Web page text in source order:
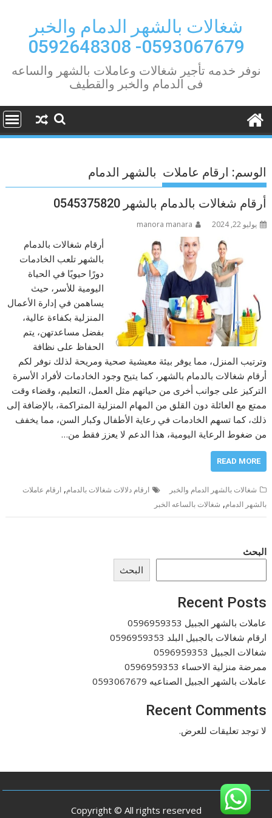
contentشغالات بالشهر الدمام والخبر
0593067679- 0592648308
نوفر خدمه تأجير شغالات وعاملات بالشهر والساعه
فى الدمام والخبر والقطيف
الوسم: ارقام عاملات بالشهر الدمام
أرقام شغالات بالدمام بالشهر 0545375820
يوليو 22, 2024 manora manara
أرقام شغالات بالدمام
بالشهر تلعب الخادمات
دورًا حيويًا في الحياة
اليومية للأسر، حيث
يساهمن في إدارة الأعمال
المنزلية بكفاءة عالية،
بفضل مساعدتهن، يتم
الحفاظ على نظافة
وترتيب المنزل، مما يوفر بيئة معيشية صحية ومريحة لذلك نوفر لكم
أرقام شغالات بالدمام بالشهر، كما يتيح وجود الخادمات لأفراد الأسرة
التركيز على جوانب أخرى من حياتهم مثل العمل، التعليم، وقضاء وقت
ممتع مع العائلة دون القلق من المهام المنزلية المتراكمة، بالإضافة إلى
ذلك، كما تسهم الخادمات في رعاية الأطفال وكبار السن، مما يخفف
من ضغوط الرعاية اليومية، هذا الدعم لا يعزز فقط من…
READ MORE
شغالات بالشهر الدمام والخبر ارقام دلالات شغالات بالدمام,ارقام عاملات
بالشهر الدمام, شغالات بالساعه الخبر
البحث
البحث
Recent Posts
عاملات بالشهر الجبيل 0596959353
ارقام شغالات بالجبيل البلد 0596959353
شغالات الجبيل 0596959353
ممرضة منزلية الاحساء 0596959353
عاملات بالشهر الجبيل الصناعيه 0593067679
Recent Comments
لا توجد تعليقات للعرض.
Copyright © All rights reserved